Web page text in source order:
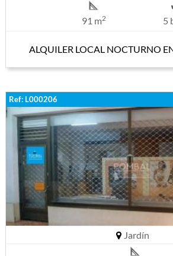
91 m2 5
ALQUILER LOCAL NOCTURNO
Ref: L000206
Jardín